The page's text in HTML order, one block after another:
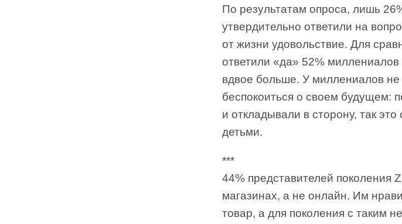
По результатам опроса, лишь
утвердительно ответили на
от жизни удовольствие. Для
ответили «да» 52% миллениалов
вдвое больше. У миллениалов
беспокоиться о своем будущем:
и откладывали в сторону, так
детьми.
***
44% представителей поколения
магазинах, а не онлайн. Им
товар, а для поколения с таким